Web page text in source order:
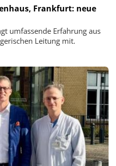
Frankfurt: neue
umfassende Erfahrung aus
Leitung mit.